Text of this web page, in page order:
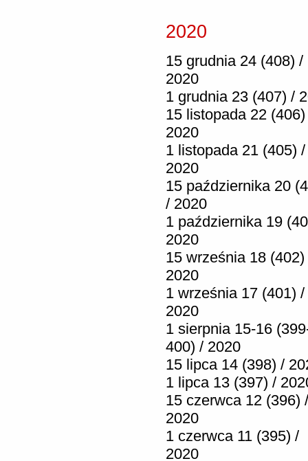
2020
15 grudnia 24 (408) /
2020
1 grudnia 23 (407) /
15 listopada 22
2020
1 listopada 21 (405) /
2020
15 października 20
/ 2020
1 października 19
2020
15 września 18 (402)
2020
1 września 17 (401) /
2020
1 sierpnia 15-16
400) / 2020
15 lipca 14 (398) /
1 lipca 13 (397) /
15 czerwca 12 (396) /
2020
1 czerwca 11 (395) /
2020